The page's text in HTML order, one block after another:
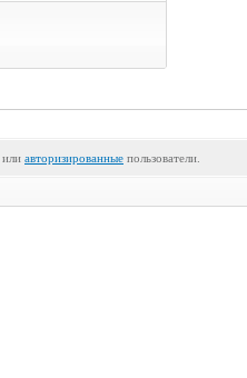
или авторизированные пользователи.